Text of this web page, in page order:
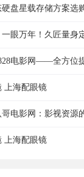
盘星载存储方案选
眼万年！久匠量身
整张脸的点睛之笔
分项
电影网——全方位
台
上海配眼镜
电影网：影视资源
革新
上海配眼镜